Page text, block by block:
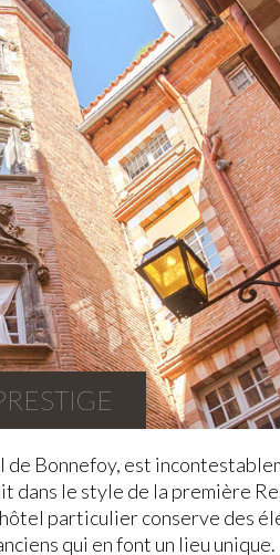
Bonnefoy, est
dans le style de la première
particulier conserve des
qui en font un lieu unique.